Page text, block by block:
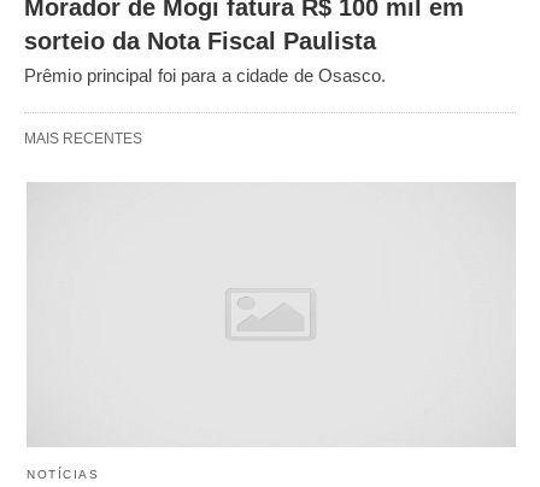
Morador de Mogi fatura R$ 100 mil em
sorteio da Nota Fiscal Paulista
Prêmio principal foi para a cidade de Osasco.
MAIS RECENTES
NOTÍCIAS